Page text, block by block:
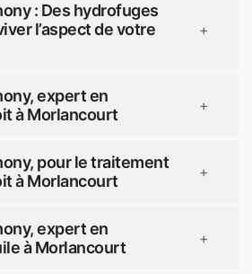
: Des hydrofuges
l’aspect de votre
+
expert en
à Morlancourt
+
pour le traitement
à Morlancourt
+
expert en
à Morlancourt
+